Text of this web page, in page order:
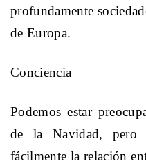
profundamente
de Europa.
Conciencia
Podemos estar
de la Navidad, pero
fácilmente la relación